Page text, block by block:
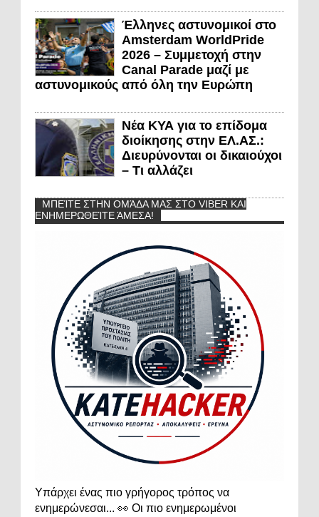
Έλληνες αστυνομικοί στο
Amsterdam WorldPride
2026 – Συμμετοχή στην
Canal Parade μαζί με
αστυνομικούς από όλη την Ευρώπη
Νέα ΚΥΑ για το επίδομα
διοίκησης στην ΕΛ.ΑΣ.:
Διευρύνονται οι δικαιούχοι
– Τι αλλάζει
ΜΠΕΊΤΕ ΣΤΗΝ ΟΜΆΔΑ ΜΑΣ ΣΤΟ VIBER ΚΑΙ
ΕΝΗΜΕΡΩΘΕΊΤΕ ΆΜΕΣΑ!
Υπάρχει ένας πιο γρήγορος τρόπος να
ενημερώνεσαι... 👀 Οι πιο ενημερωμένοι